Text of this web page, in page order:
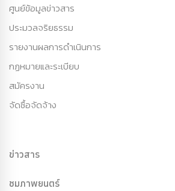
ศูนย์ข้อมูลข่าวสาร
ประมวลจริยธรรม
รายงานผลการดำเนินการ
กฏหมายและระเบียบ
สมัครงาน
จัดซื้อจัดจ้าง
ข่าวสาร
ชมภาพยนตร์